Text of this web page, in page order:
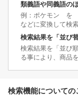
類義語や同義語の
例：ポケモン を
などに変換して検
検索結果を「並び
検索結果を「並び
る事により、商品
検索機能について